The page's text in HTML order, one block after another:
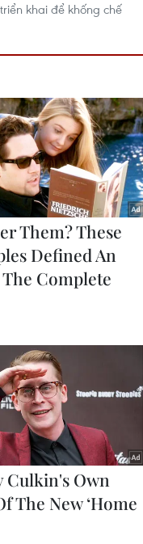
khai để khống chế